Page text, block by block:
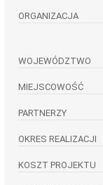
ORGANIZACJA
WOJEWÓDZTWO
MIEJSCOWOŚĆ
PARTNERZY
OKRES REALIZACJI
KOSZT PROJEKTU